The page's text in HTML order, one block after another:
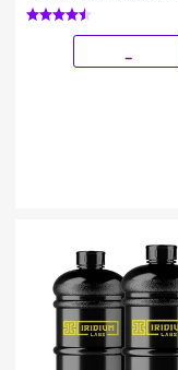
Concentrado 60